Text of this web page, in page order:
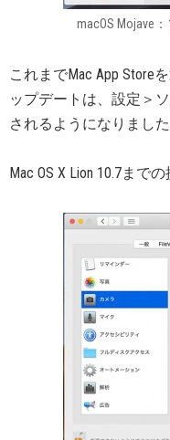
macOS Mojave
これまでMac App Store
ップデートは、設定＞
されるようになりました
Mac OS X Lion 10.7まで